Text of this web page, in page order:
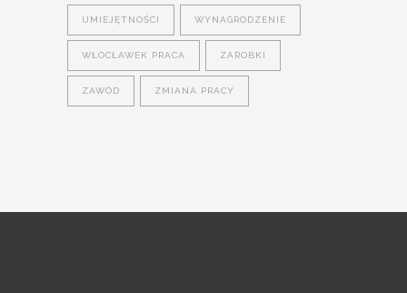
UMIEJĘTNOŚCI WYNAGRODZENIE
WŁOCŁAWEK PRACA ZAROBKI
ZAWÓD ZMIANA PRACY